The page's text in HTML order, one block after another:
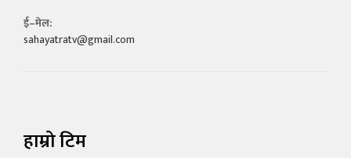
ई–मेल:
sahayatratv@gmail.com
हाम्रो टिम